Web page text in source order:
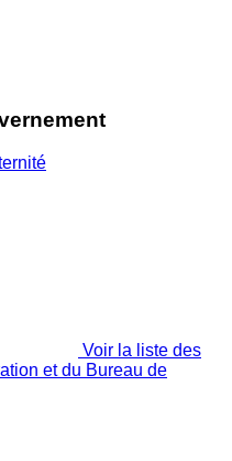
Voir la liste des
et du Bureau de